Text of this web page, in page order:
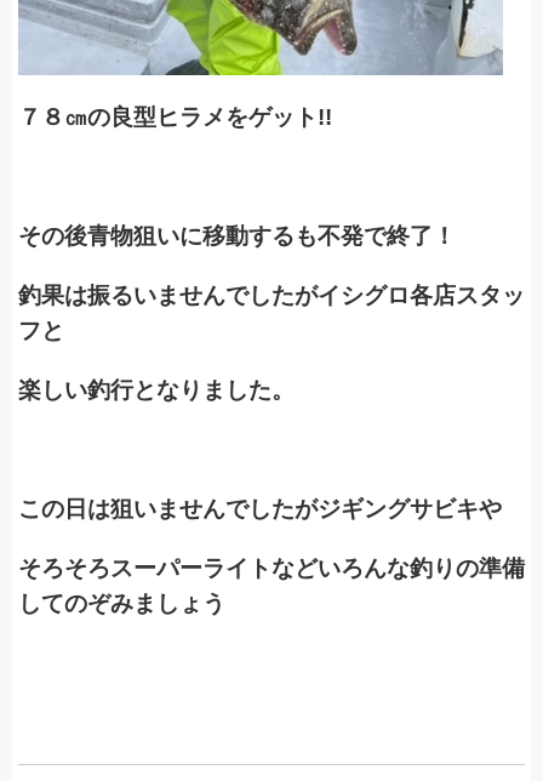
７８㎝の良型ヒラメをゲット!!
その後青物狙いに移動するも不発で終了！
釣果は振るいませんでしたがイシグロ各店スタッ
フと
楽しい釣行となりました。
この日は狙いませんでしたがジギングサビキや
そろそろスーパーライトなどいろんな釣りの準備
してのぞみましょう